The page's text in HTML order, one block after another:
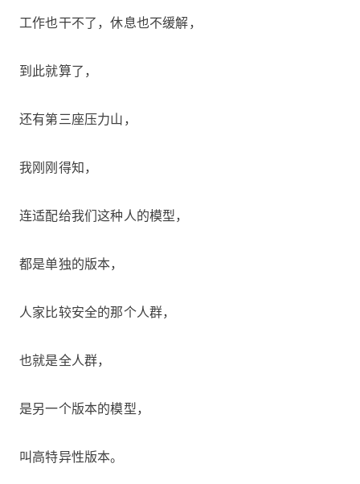
工作也干不了，休息也不缓解，
到此就算了，
还有第三座压力山，
我刚刚得知，
连适配给我们这种人的模型，
都是单独的版本，
人家比较安全的那个人群，
也就是全人群，
是另一个版本的模型，
叫高特异性版本。